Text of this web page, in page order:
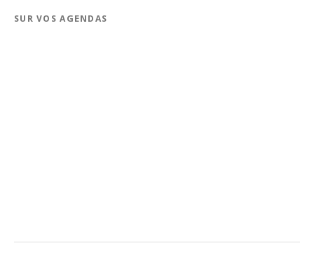
SUR VOS AGENDAS